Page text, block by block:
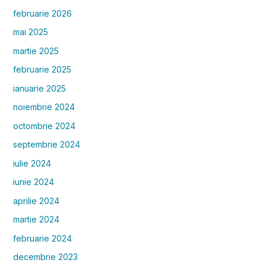
februarie 2026
mai 2025
martie 2025
februarie 2025
ianuarie 2025
noiembrie 2024
octombrie 2024
septembrie 2024
iulie 2024
iunie 2024
aprilie 2024
martie 2024
februarie 2024
decembrie 2023